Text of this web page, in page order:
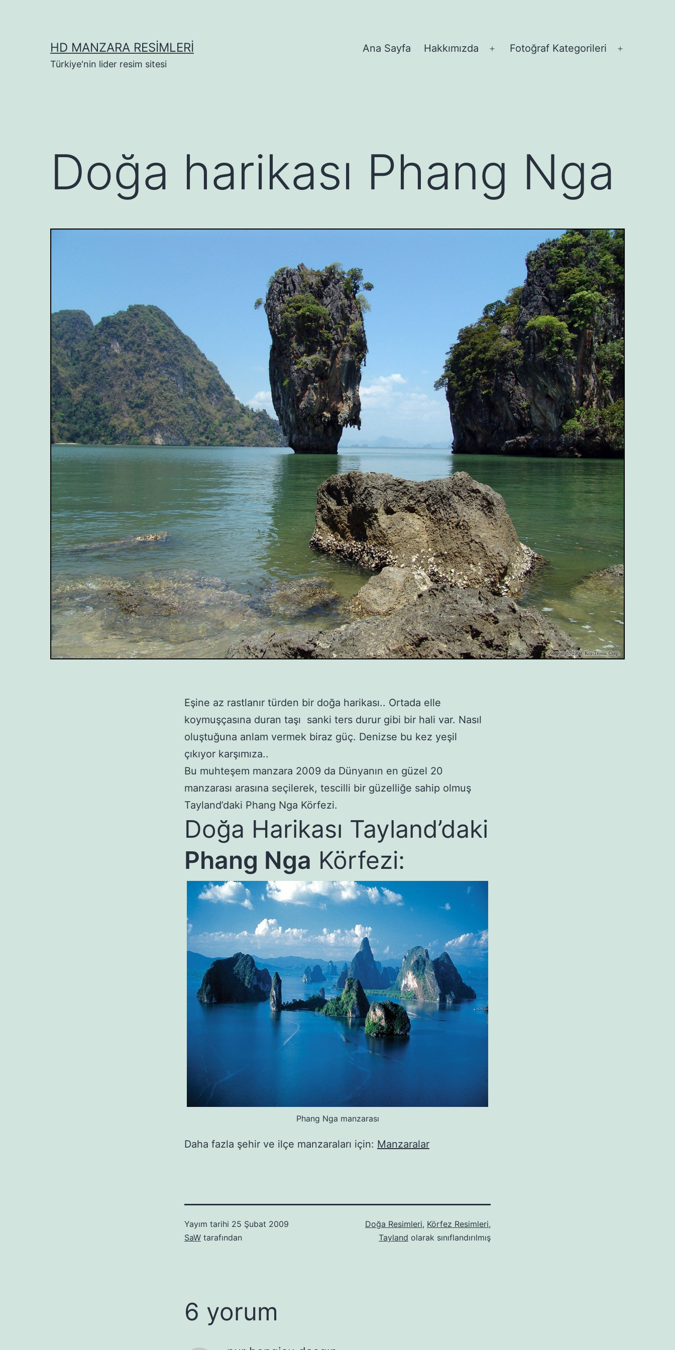
HD MANZARA RESIMLERI
Türkiye'nin lider resim sitesi
Ana Sayfa Hakkımızda
Menüyü
Fotoğraf Kategorileri
Doğa harikası Phang Nga
Eşine az rastlanır türden bir doğa harikası.. Ortada elle
koymuşçasına duran taşı sanki ters durur gibi bir hali var. Nasıl
oluştuğuna anlam vermek biraz güç. Denizse bu kez yeşil
çıkıyor karşımıza..
Bu muhteşem manzara 2009 da Dünyanın en güzel 20
manzarası arasına seçilerek, tescilli bir güzelliğe sahip olmuş
Tayland’daki Phang Nga Körfezi.
Doğa Harikası Tayland’daki
Phang Nga Körfezi:
Phang Nga manzarası
Daha fazla şehir ve ilçe manzaraları için: Manzaralar
Yayım tarihi 25 Şubat 2009
SaW tarafından
Doğa Resimleri, Körfez Resimleri,
Tayland olarak sınıflandırılmış
6 yorum